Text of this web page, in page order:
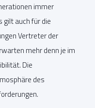
immer
gilt auch für die
Vertreter der
mehr denn je im
Die
des